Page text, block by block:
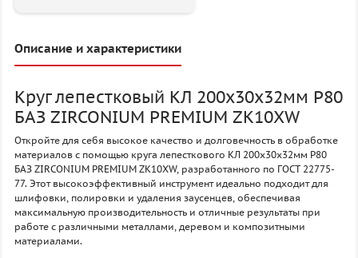
Описание и характеристики
Круг лепестковый КЛ 200х30х32мм P80
БАЗ ZIRCONIUM PREMIUM ZK10XW
Откройте для себя высокое качество и долговечность в обработке
материалов с помощью круга лепесткового КЛ 200х30х32мм P80
БАЗ ZIRCONIUM PREMIUM ZK10XW, разработанного по ГОСТ 22775-
77. Этот высокоэффективный инструмент идеально подходит для
шлифовки, полировки и удаления заусенцев, обеспечивая
максимальную производительность и отличные результаты при
работе с различными металлами, деревом и композитными
материалами.